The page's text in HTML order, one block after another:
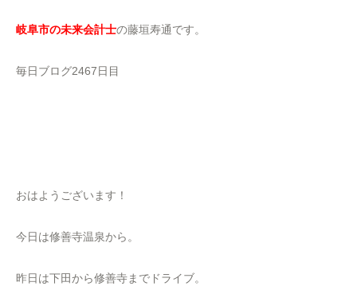
岐阜市の未来会計士の藤垣寿通です。
毎日ブログ2467日目
おはようございます！
今日は修善寺温泉から。
昨日は下田から修善寺までドライブ。